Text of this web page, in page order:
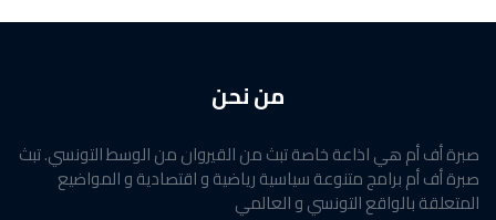
من نحن
صبرة أف أم هي اذاعة خاصة تبث من القيروان من الوسط التونسي. تبث
صبرة أف أم برامج متنوعة سياسية رياضية و اقتصادية و المواضيع
المتعلقة بالواقع التونسي و العالمي